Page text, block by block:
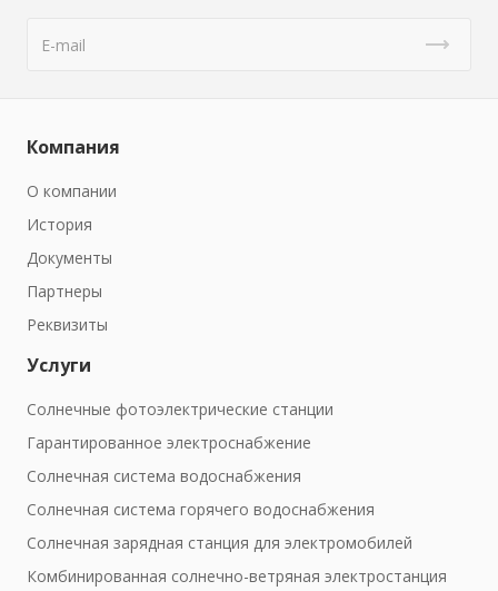
Компания
О компании
История
Документы
Партнеры
Реквизиты
Услуги
Солнечные фотоэлектрические станции
Гарантированное электроснабжение
Солнечная система водоснабжения
Солнечная система горячего водоснабжения
Солнечная зарядная станция для электромобилей
Комбинированная солнечно-ветряная электростанция